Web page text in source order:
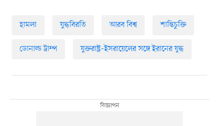
হামলা যুদ্ধবিরতি আরব বিশ্ব শান্তিচুক্তি
ডোনাল্ড ট্রাম্প যুক্তরাষ্ট্র–ইসরায়েলের সঙ্গে ইরানের যুদ্ধ